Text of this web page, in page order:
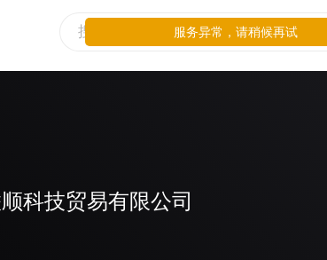
科技贸易有限公司
服务异常，请稍候再试